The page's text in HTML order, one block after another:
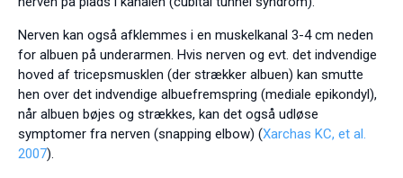
Nerven kan også afklemmes i en muskelkanal 3-4 cm neden
for albuen på underarmen. Hvis nerven og evt. det indvendige
hoved af tricepsmusklen (der strækker albuen) kan smutte
hen over det indvendige albuefremspring (mediale epikondyl),
når albuen bøjes og strækkes, kan det også udløse
symptomer fra nerven (snapping elbow) (Xarchas KC, et al.
2007).